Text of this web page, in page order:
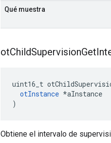
Qué muestra
otChildSupervisionGet
uint16_t
otInstance *aInstance
)
Obtiene el intervalo de